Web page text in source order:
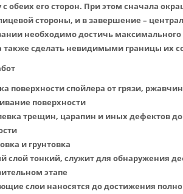
с обеих его сторон. При этом сначала
стороны, и в завершение –
необходимо достичь максимального
также сделать невидимыми границы их
поверхности спойлера от грязи,
поверхности
трещин, царапин и иных дефектов
и грунтовка
слой тонкий, служит для обнаружения
этапе
слои наносятся до достижения